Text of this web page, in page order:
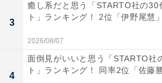
に配信限定シングルとしてリリー
当時はコアな音楽ファンを中心に
を集めました。その後、TikTokな
れることになり、若い世代を中心
3
癒し系だと思う「STARTO社の30
ト」ランキング！ 2位「伊野尾慧
2026/08/07
4
面倒見がいいと思う「STARTO社
ト」ランキング！ 同率2位「佐藤